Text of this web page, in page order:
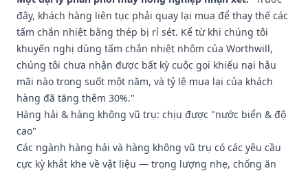
đây, khách hàng liên tục phải quay lại mua để thay thế các
tấm chắn nhiệt bằng thép bị rỉ sét. Kể từ khi chúng tôi
khuyến nghị dùng tấm chắn nhiệt nhôm của Worthwill,
chúng tôi chưa nhận được bất kỳ cuộc gọi khiếu nại hậu
mãi nào trong suốt một năm, và tỷ lệ mua lại của khách
hàng đã tăng thêm 30%."
Hàng hải & hàng không vũ trụ: chịu được "nước biển & độ
cao"
Các ngành hàng hải và hàng không vũ trụ có các yêu cầu
cực kỳ khắt khe về vật liệu — trọng lượng nhẹ, chống ăn